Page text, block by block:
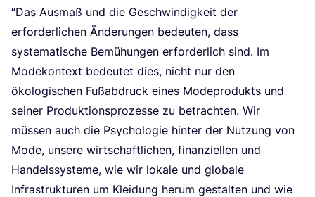
“Das Aus­maß und die Geschwin­dig­keit der
erfor­der­li­chen Ände­run­gen bedeu­ten, dass
sys­te­ma­ti­sche Bemü­hun­gen erfor­der­lich sind. Im
Mode­kon­text bedeu­tet dies, nicht nur den
öko­lo­gi­schen Fuß­ab­druck eines Mode­pro­dukts und
sei­ner Pro­duk­ti­ons­pro­zes­se zu betrach­ten. Wir
müs­sen auch die Psy­cho­lo­gie hin­ter der Nut­zung von
Mode, unse­re wirt­schaft­li­chen, finan­zi­el­len und
Han­dels­sys­te­me, wie wir loka­le und glo­ba­le
Infra­struk­tu­ren um Klei­dung her­um gestal­ten und wie